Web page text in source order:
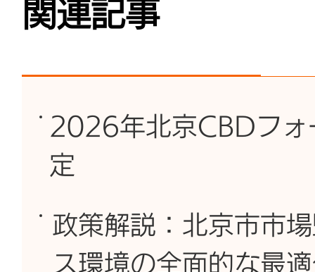
関連記事
2026年北京CBDフォ
定
政策解説：北京市市